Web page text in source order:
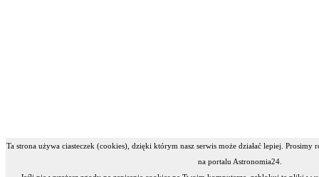
Ta strona używa ciasteczek (cookies), dzięki którym nasz serwis może działać lepiej.
na portalu Astronomia24.